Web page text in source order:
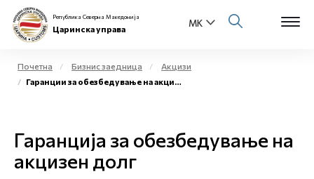
Физички лица
Бизнис заедница
Република Северна Македонија
Царинска управа
Почетна Бизнис заедница
Акцизи
Гаранции за обезбедување на акцизен долг
Гаранција за обезбедување на
акцизен долг